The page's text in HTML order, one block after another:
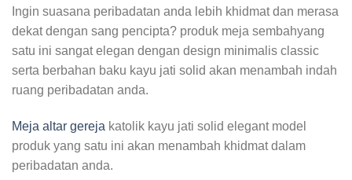
Ingin suasana peribadatan anda lebih khidmat dan merasa
dekat dengan sang pencipta? produk meja sembahyang
satu ini sangat elegan dengan design minimalis classic
serta berbahan baku kayu jati solid akan menambah indah
ruang peribadatan anda.
Meja altar gereja katolik kayu jati solid elegant model
produk yang satu ini akan menambah khidmat dalam
peribadatan anda.